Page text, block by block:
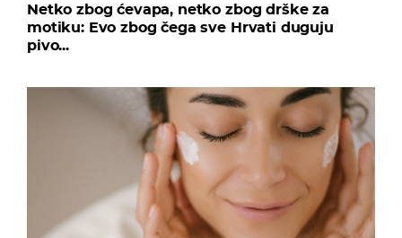
Netko zbog ćevapa, netko zbog drške za
motiku: Evo zbog čega sve Hrvati duguju
pivo...